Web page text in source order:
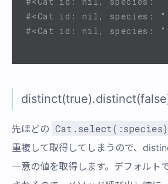
#<Cat id: nil, species: "ミ
#<Cat id: nil, species: "マ
先ほどの Cat.select(:species)
重複して取得してしまうので、
一意の値を取得します。デフォルト